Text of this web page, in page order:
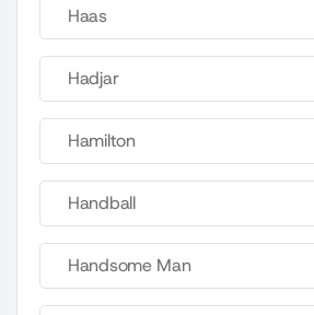
Haas
Hadjar
Hamilton
Handball
Handsome Man